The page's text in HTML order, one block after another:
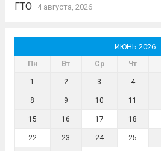
ГТО 4 августа, 2026
ИЮНЬ 2026
Пн Вт Ср Чт
1 2 3 4
8 9 10 11
15 16 17 18
22 23 24 25